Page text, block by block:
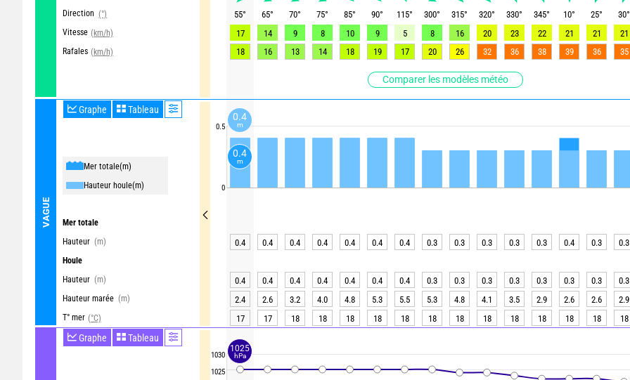
Direction (°)
Vitesse (km/h)
Rafales (km/h)
Comparer les modèles météo
VAGUE
Graphe Tableau
Mer totale(m)
Hauteur houle(m)
Mer totale
Hauteur (m)
Houle
Hauteur (m)
Hauteur marée (m)
T° mer (°C)
Graphe Tableau
0.5
0
1030
1025
55° 65° 70° 75° 85° 90° 115° 300° 315° 320° 330° 345° 10° 25° 30°
17
14 9 8 10 9 5 8 16 20 23 22 21 21 21
18
16 13 14 18 19 17 20 26 32 36 38 39 36 35
0.4 0.4 0.4 0.4 0.4 0.4 0.4 0.3 0.3 0.3 0.3 0.3 0.4 0.3 0.3
0.4 0.4 0.4 0.4 0.4 0.4 0.4 0.3 0.3 0.3 0.3 0.3 0.3 0.3 0.3
2.4
2.6 3.2 4.0 4.8 5.3 5.5 5.3 4.8 4.1 3.5 2.9 2.6 2.6 2.9
17
17 18 18 18 18 18 18 18 18 18 18 18 18 18
0.4
m
0.4
m
1025
hPa